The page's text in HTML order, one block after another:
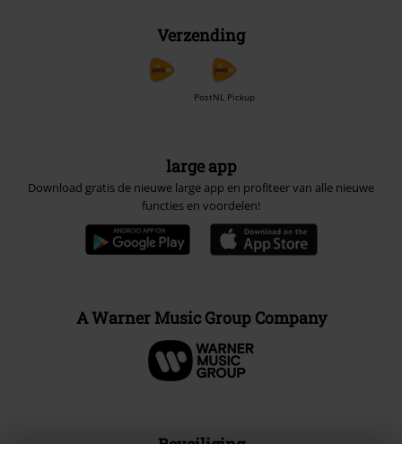
Verzending
PostNL Pickup
large app
Download gratis de nieuwe large app en profiteer van alle nieuwe
functies en voordelen!
A Warner Music Group Company
Beveiliging